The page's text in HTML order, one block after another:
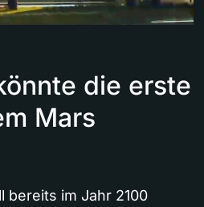
die erste
Mars
bereits im Jahr 2100